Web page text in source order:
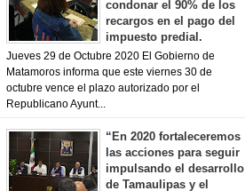
condonar el 90% de los
recargos en el pago del
impuesto predial.
Jueves 29 de Octubre 2020 El Gobierno de
Matamoros informa que este viernes 30 de
octubre vence el plazo autorizado por el
Republicano Ayunt...
“En 2020 fortaleceremos
las acciones para seguir
impulsando el desarrollo
de Tamaulipas y el